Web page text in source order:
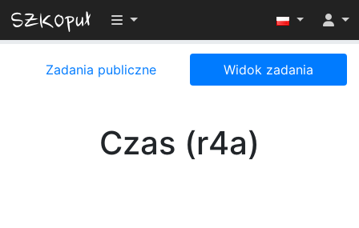
Przełącz widoczność menu
Zadania publiczne Widok zadania
Czas (r4a)